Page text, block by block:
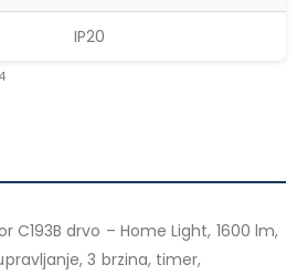
IP20
C193B drvo – Home Light, 1600 lm,
3 brzina, timer,